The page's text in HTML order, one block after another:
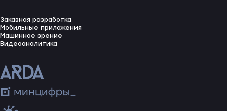
Заказная разработка
Мобильные приложения
Машинное зрение
Видеоаналитика